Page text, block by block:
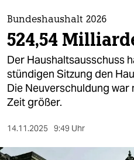
themen
politik
öko
gesellschaft
kultur
sport
Bundeshaushalt 2026
524,54
Der Haushaltsausschuss
stündigen Sitzung den
Die Neuverschuldung
Zeit größer.
14.11.2025 9:49 Uhr